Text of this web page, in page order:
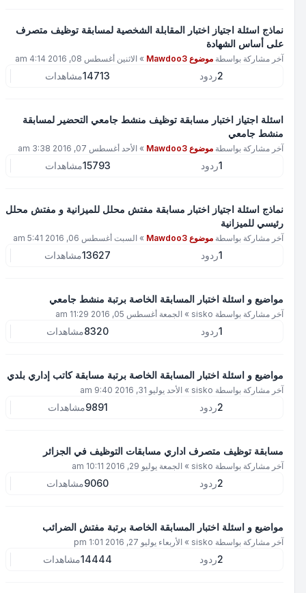
نماذج اسئلة اجتياز اختبار المقابلة الشخصية لمسابقة توظيف متصرف
على أساس الشهادة
آخر مشاركة بواسطةموضوع Mawdoo3 »الاثنين أغسطس 08, 2016 4:14 am
ردود 14713مشاهدات
اسئلة اجتياز اختبار مسابقة توظيف منشط جامعي التحضير لمسابقة
منشط جامعي
آخر مشاركة بواسطةموضوع Mawdoo3 »الأحد أغسطس 07, 2016 3:38 am
ردود 15793مشاهدات
نماذج اسئلة اجتياز اختبار مسابقة مفتش محلل للميزانية و مفتش محلل
رئيسي للميزانية
آخر مشاركة بواسطةموضوع Mawdoo3 »السبت أغسطس 06, 2016 5:41 am
ردود 13627مشاهدات
مواضيع و اسئلة اختبار المسابقة الخاصة برتبة منشط جامعي
آخر مشاركة بواسطةsisko
»الجمعة أغسطس 05, 2016 11:29 am
ردود 8320مشاهدات
مواضيع و اسئلة اختبار المسابقة الخاصة برتبة مسابقة كاتب إداري بلدي
آخر مشاركة بواسطةsisko
»الأحد يوليو 31, 2016 9:40 am
ردود 9891مشاهدات
مسابقة توظيف متصرف اداري مسابقات التوظيف في الجزائر
آخر مشاركة بواسطةsisko
»الجمعة يوليو 29, 2016 10:11 am
ردود 9060مشاهدات
مواضيع و اسئلة اختبار المسابقة الخاصة برتبة مفتش الضرائب
آخر مشاركة بواسطةsisko
»الأربعاء يوليو 27, 2016 1:01 pm
ردود 14444مشاهدات